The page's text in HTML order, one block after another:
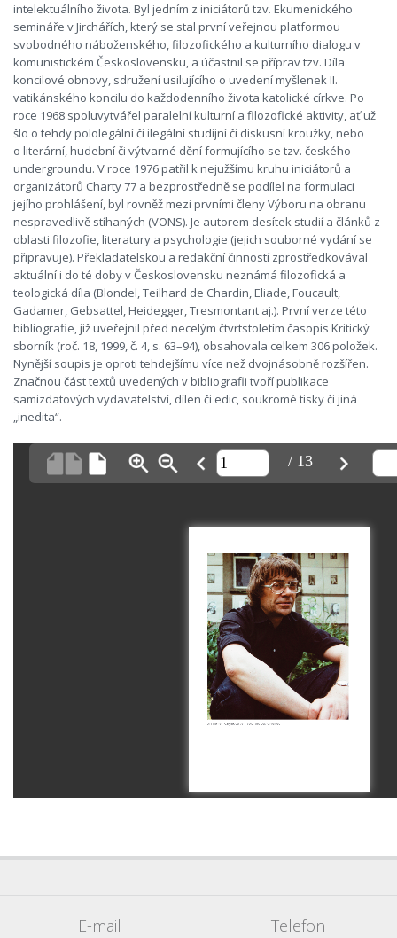
intelektuálního života. Byl jedním z iniciátorů tzv. Ekumenického
semináře v Jirchářích, který se stal první veřejnou platformou
svobodného náboženského, filozofického a kulturního dialogu v
komunistickém Československu, a účastnil se příprav tzv. Díla
koncilové obnovy, sdružení usilujícího o uvedení myšlenek II.
vatikánského koncilu do každodenního života katolické církve. Po
roce 1968 spoluvytvářel paralelní kulturní a filozofické aktivity, ať už
šlo o tehdy pololegální či ilegální studijní či diskusní kroužky, nebo
o literární, hudební či výtvarné dění formujícího se tzv. českého
undergroundu. V roce 1976 patřil k nejužšímu kruhu iniciátorů a
organizátorů Charty 77 a bezprostředně se podílel na formulaci
jejího prohlášení, byl rovněž mezi prvními členy Výboru na obranu
nespravedlivě stíhaných (VONS). Je autorem desítek studií a článků z
oblasti filozofie, literatury a psychologie (jejich souborné vydání se
připravuje). Překladatelskou a redakční činností zprostředkovával
aktuální i do té doby v Československu neznámá filozofická a
teologická díla (Blondel, Teilhard de Chardin, Eliade, Foucault,
Gadamer, Gebsattel, Heidegger, Tresmontant aj.). První verze této
bibliografie, již uveřejnil před necelým čtvrtstoletím časopis Kritický
sborník (roč. 18, 1999, č. 4, s. 63–94), obsahovala celkem 306 položek.
Nynější soupis je oproti tehdejšímu více než dvojnásobně rozšířen.
Značnou část textů uvedených v bibliografii tvoří publikace
samizdatových vydavatelství, dílen či edic, soukromé tisky či jiná
„inedita“.
E-mail Telefon